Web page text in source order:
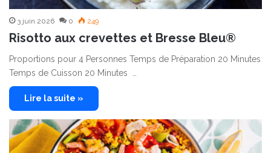
3 juin 2026 0 249
Risotto aux crevettes et Bresse Bleu®
Proportions pour 4 Personnes Temps de Préparation 20 Minutes
Temps de Cuisson 20 Minutes …
Lire la suite »